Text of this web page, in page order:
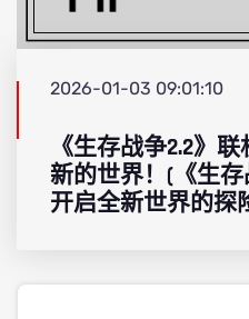
2026-01-03 09:01:10
《生存战争2.2》
新的世界！(《生存
开启全新世界的探